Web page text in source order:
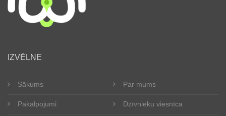
IZVĒLNE
Sākums Par mums
Pakalpojumi Dzīvnieku viesnīca